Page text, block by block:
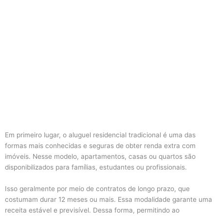
Em primeiro lugar, o aluguel residencial tradicional é uma das
formas mais conhecidas e seguras de obter renda extra com
imóveis. Nesse modelo, apartamentos, casas ou quartos são
disponibilizados para famílias, estudantes ou profissionais.
Isso geralmente por meio de contratos de longo prazo, que
costumam durar 12 meses ou mais. Essa modalidade garante uma
receita estável e previsível. Dessa forma, permitindo ao